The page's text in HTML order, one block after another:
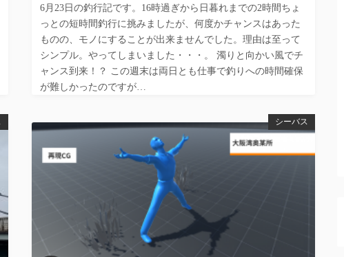
6月23日の釣行記です。16時過ぎから日暮れまでの2時間ちょ
っとの短時間釣行に挑みましたが、何度かチャンスはあった
ものの、モノにすることが出来ませんでした。理由は至って
シンプル。やってしまいました・・・。 濁りと向かい風でチ
ャンス到来！？ この週末は両日とも仕事で釣りへの時間確保
が難しかったのですが…
シーバス